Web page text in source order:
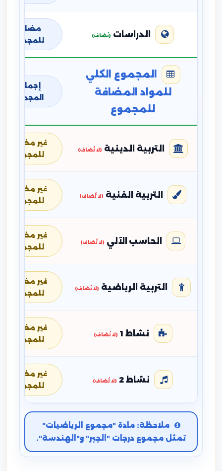
الدراسات (تُضاف)
مضافة
للمجموع
المجموع الكلي
للمواد المضافة
للمجموع
إجمالي
المجموع
التربية الدينية (لا تُضاف)
غير مضافة
للمجموع
التربية الفنية (لا تُضاف)
غير مضافة
للمجموع
الحاسب الآلي (لا تُضاف)
غير مضافة
للمجموع
التربية الرياضية (لا تُضاف)
غير مضافة
للمجموع
نشاط 1 (لا تُضاف)
غير مضافة
للمجموع
نشاط 2 (لا تُضاف)
غير مضافة
للمجموع
ملاحظة: مادة "مجموع الرياضيات"
تمثل مجموع درجات "الجبر" و"الهندسة".